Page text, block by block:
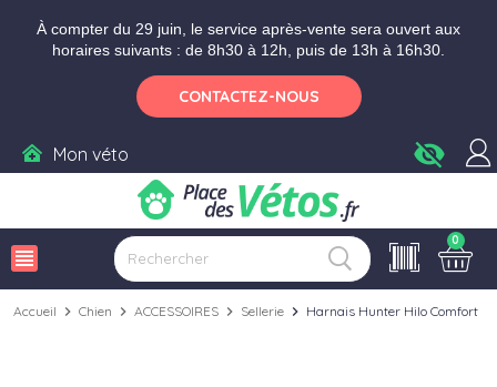
À compter du 29 juin, le service après-vente sera ouvert aux
horaires suivants : de 8h30 à 12h, puis de 13h à 16h30.
CONTACTEZ-NOUS
Mon véto visibility_off
view_headline
0
Accueil chevron_right Chien chevron_right ACCESSOIRES chevron_right Sellerie chevron_right Harnais Hunter Hilo Comfort